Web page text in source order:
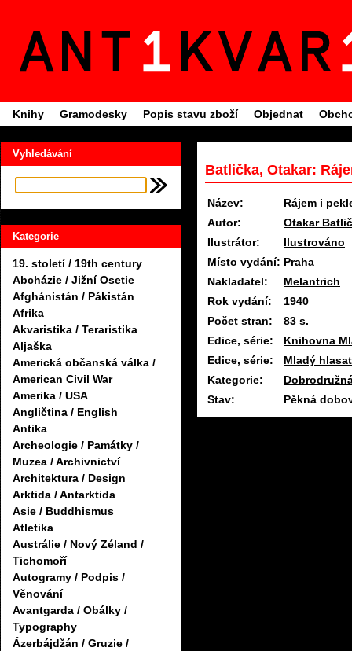
Knihy Gramodesky Popis stavu zboží Objednat
Vyhledávání
Kategorie
19. století / 19th century
Abcházie / Jižní Osetie
Afghánistán / Pákistán
Afrika
Akvaristika / Teraristika
Aljaška
Americká občanská válka /
American Civil War
Amerika / USA
Angličtina / English
Antika
Archeologie / Památky /
Muzea / Archivnictví
Architektura / Design
Arktida / Antarktida
Asie / Buddhismus
Atletika
Austrálie / Nový Zéland /
Tichomoří
Autogramy / Podpis /
Věnování
Avantgarda / Obálky /
Typography
Ázerbájdžán / Gruzie /
Batlička, Otakar:
Název:
Rájem i
Autor:
Otakar
Ilustrátor:
Ilustrováno
Místo vydání: Praha
Nakladatel:
Melantrich
Rok vydání:
1940
Počet stran:
83 s.
Edice, série:
Knihovna
Edice, série:
Mladý
Kategorie:
Stav:
Pěkná